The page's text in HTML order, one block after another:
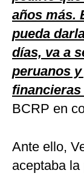
años más.
pueda
días, va a
peruanos
financieras
BCRP en
Ante ello,
aceptaba la